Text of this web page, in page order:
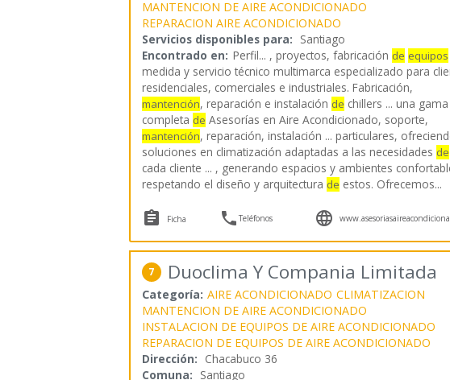
MANTENCION DE AIRE ACONDICIONADO
REPARACION AIRE ACONDICIONADO
Servicios disponibles para: Santiago
Encontrado en: Perfil... , proyectos, fabricación de equipos
medida y servicio técnico multimarca especializado para
residenciales, comerciales e industriales. Fabricación,
mantención, reparación e instalación de chillers ... una gama
completa de Asesorías en Aire Acondicionado, soporte,
mantención, reparación, instalación ... particulares,
soluciones en climatización adaptadas a las necesidades de
cada cliente ... , generando espacios y ambientes
respetando el diseño y arquitectura de estos. Ofrecemos...
 Ficha Teléfonos 
7 Duoclima Y Compania Limitada
Categoría: AIRE ACONDICIONADO CLIMATIZACION
MANTENCION DE AIRE ACONDICIONADO
INSTALACION DE EQUIPOS DE AIRE ACONDICIONADO
REPARACION DE EQUIPOS DE AIRE ACONDICIONADO
Dirección: Chacabuco 36
Comuna: Santiago